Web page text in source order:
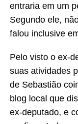
entraria em um
Segundo ele,
falou inclusive
Pelo visto o ex-
suas atividades
de Sebastião
blog local que
ex-deputado, e